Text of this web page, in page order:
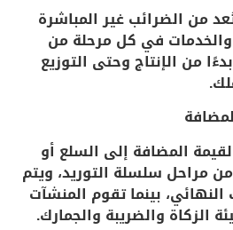
من الضرائب غير المباشرة
في كل مرحلة من
من الإنتاج وحتى التوزيع
المضافة إلى السلع أو
مراحل سلسلة التوريد، ويتم
، بينما تقوم المنشآت
الزكاة والضريبة والجمارك.